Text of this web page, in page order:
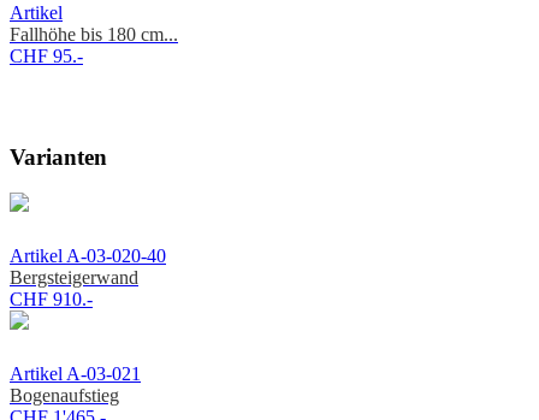
Artikel
Fallhöhe bis 180 cm...
CHF 95.-
Varianten
Artikel A-03-020-40
Bergsteigerwand
CHF 910.-
Artikel A-03-021
Bogenaufstieg